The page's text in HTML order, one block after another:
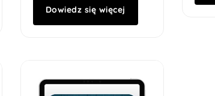
Dowiedz się więcej